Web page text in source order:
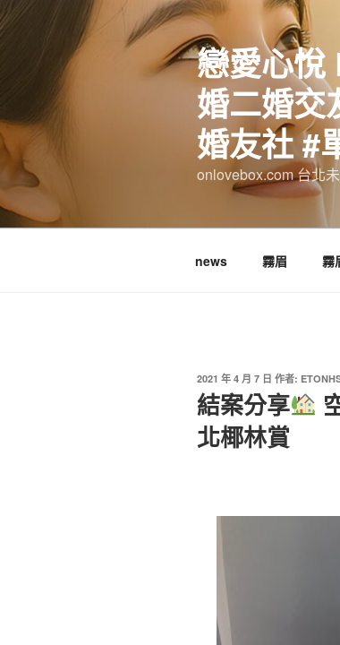
跳
至
容
戀愛心悅
婚二婚交
婚友社 #
onlovebox.com 台北
news 霧眉 霧
發
佈
於
2021 年 4 月 7 日 作者:
結案分享
北椰林賞